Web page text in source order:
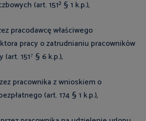
(art. 151² § 1 k.p.),
pracodawcę właściwego
pracy o zatrudnianiu pracowników
151⁷ § 6 k.p.),
pracownika z wnioskiem o
(art. 174 § 1 k.p.),